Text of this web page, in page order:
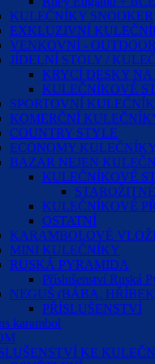
KULEČNÍKY SNOOKER
EXKLUZIVNÍ
VENKOVNÍ -
JÍDELNÍ STOLY /
KRYCÍ DESKY
KULEČNÍKOVÉ
SPORTOVNÍ
KOMERČNÍ
COUNTRY STYLE
ECONOMY
BAZAR NEJEN
KULEČNÍKOVÉ
KULEČNÍKOVÉ
OSTATNÍ
KARAMBOLOVÉ
MINI KULEČNÍKY
RUSKÁ PYRAMIDA
Příslušenství Ruská
NEGUŠ (BÁBA,
PŘÍSLUŠENSTVÍ
karambol
KE